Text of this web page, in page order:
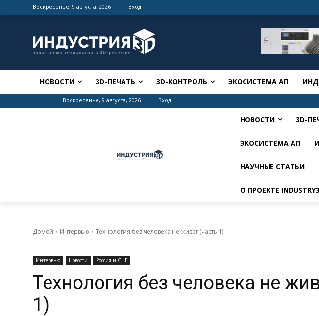
Воскресенье, 9 августа, 2026 Вход
НОВОСТИ 3D-ПЕЧАТЬ 3D-КОНТРОЛЬ ЭКОСИСТЕМА АП
Воскресенье, 9 августа, 2026 Вход
НОВОСТИ 3D-
ЭКОСИСТЕМА АП
НАУЧНЫЕ СТАТЬИ
О ПРОЕКТЕ
Домой Интервью Технология без человека не живет (часть 1)
Интервью Новости Россия и СНГ
Технология без человека не
1)